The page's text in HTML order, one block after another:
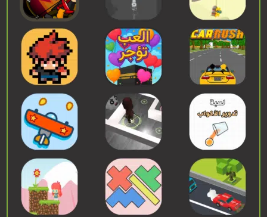
إبدء اللعب